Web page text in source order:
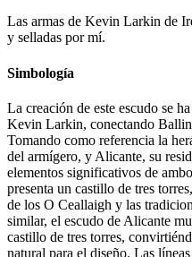
Las armas de Kevin Larkin de
y selladas por mí.
Simbología
La creación de este escudo se
Kevin Larkin, conectando
Tomando como referencia la
del armígero, y Alicante, su
elementos significativos de
presenta un castillo de tres
de los O Ceallaigh y las
similar, el escudo de Alicante
castillo de tres torres,
natural para el diseño. Las